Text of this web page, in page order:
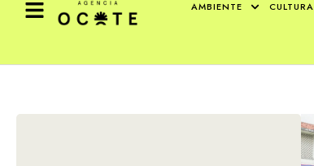
AMBIENTE CULTURA